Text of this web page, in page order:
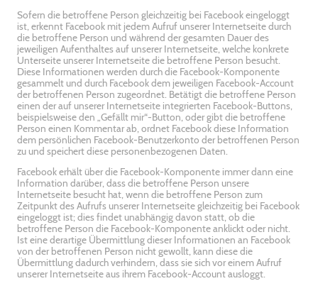
Sofern die betroffene Person gleichzeitig bei Facebook eingeloggt
ist, erkennt Facebook mit jedem Aufruf unserer Internetseite durch
die betroffene Person und während der gesamten Dauer des
jeweiligen Aufenthaltes auf unserer Internetseite, welche konkrete
Unterseite unserer Internetseite die betroffene Person besucht.
Diese Informationen werden durch die Facebook-Komponente
gesammelt und durch Facebook dem jeweiligen Facebook-Account
der betroffenen Person zugeordnet. Betätigt die betroffene Person
einen der auf unserer Internetseite integrierten Facebook-Buttons,
beispielsweise den „Gefällt mir“-Button, oder gibt die betroffene
Person einen Kommentar ab, ordnet Facebook diese Information
dem persönlichen Facebook-Benutzerkonto der betroffenen Person
zu und speichert diese personenbezogenen Daten.
Facebook erhält über die Facebook-Komponente immer dann eine
Information darüber, dass die betroffene Person unsere
Internetseite besucht hat, wenn die betroffene Person zum
Zeitpunkt des Aufrufs unserer Internetseite gleichzeitig bei Facebook
eingeloggt ist; dies findet unabhängig davon statt, ob die
betroffene Person die Facebook-Komponente anklickt oder nicht.
Ist eine derartige Übermittlung dieser Informationen an Facebook
von der betroffenen Person nicht gewollt, kann diese die
Übermittlung dadurch verhindern, dass sie sich vor einem Aufruf
unserer Internetseite aus ihrem Facebook-Account ausloggt.